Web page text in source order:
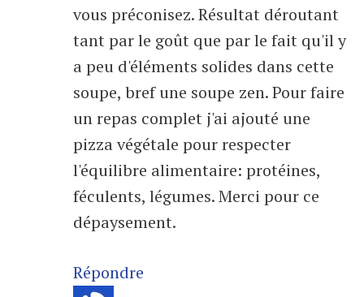
vous préconisez. Résultat déroutant
tant par le goût que par le fait qu'il y
a peu d'éléments solides dans cette
soupe, bref une soupe zen. Pour faire
un repas complet j'ai ajouté une
pizza végétale pour respecter
l'équilibre alimentaire: protéines,
féculents, légumes. Merci pour ce
dépaysement.
Répondre